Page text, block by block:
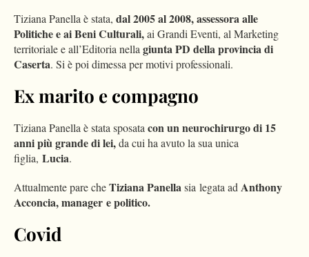
Tiziana Panella è stata, dal 2005 al 2008, assessora alle
Politiche e ai Beni Culturali,ai Grandi Eventi, al Marketing
territoriale e all’Editoria nellagiunta PD della provincia di
Caserta. Si è poi dimessa per motivi professionali.
Ex marito e compagno
Tiziana Panella è stata sposatacon un neurochirurgo di 15
anni più grande di lei,da cui ha avuto la sua unica
figlia, Lucia.
Attualmente pare cheTiziana Panellasia legata adAnthony
Acconcia, manager e politico.
Covid